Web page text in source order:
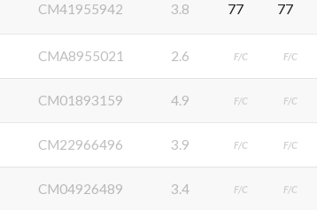
CM41955942 3.8 77 77
CMA8955021 2.6 F/C F/C
CM01893159 4.9 F/C F/C
CM22966496 3.9 F/C F/C
CM04926489 3.4 F/C F/C